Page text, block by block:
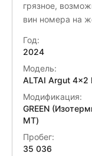
грязное,
вин номера на
Год:
2024
Модель:
ALTAI Аrgut 4x2
Модификация:
GREEN
МТ)
Пробег:
35 036